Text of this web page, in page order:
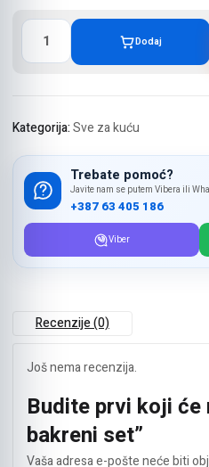
Mali
bakreni
set
Dodaj
Kategorija:Sve za kuću
Trebate pomoć?
Javite nam se putem Vibera ili
+387 63 405 186
Viber
Recenzije (0)
Još nema recenzija.
Budite prvi koji
bakreni set”
Vaša adresa e-pošte neće biti